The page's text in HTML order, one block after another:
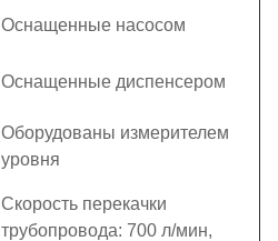
Оснащенные насосом
Оснащенные диспенсером
Оборудованы измерителем
уровня
Скорость перекачки
трубопровода: 700 л/мин,